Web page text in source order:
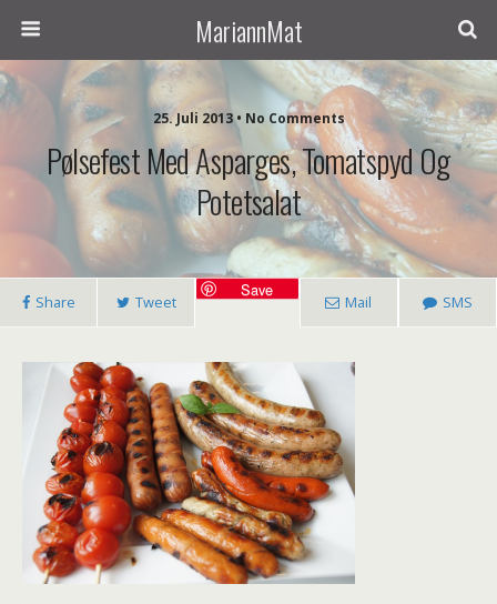
MariannMat
25. Juli 2013 • No Comments
Pølsefest Med Asparges, Tomatspyd Og
Potetsalat
Share Tweet
Save
Mail SMS